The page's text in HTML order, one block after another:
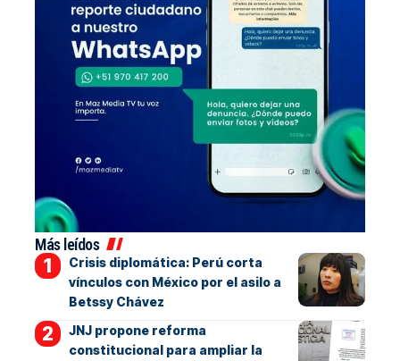
Más leídos
Crisis diplomática: Perú corta
vínculos con México por el asilo a
Betssy Chávez
JNJ propone reforma
constitucional para ampliar la